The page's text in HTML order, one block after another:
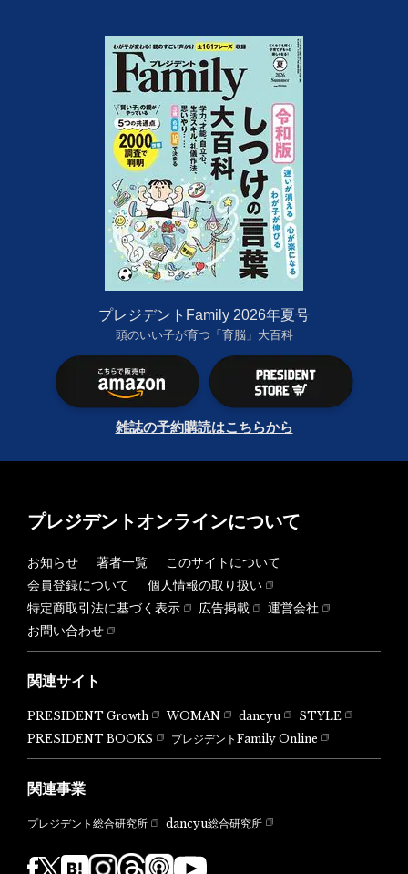
プレジデントFamily 2026年夏号
頭のいい子が育つ「育脳」大百科
雑誌の予約購読はこちらから
プレジデントオンラインについて
お知らせ 著者一覧
このサイトについて
会員登録について
個人情報の取り扱い
特定商取引法に基づく表示
広告掲載
運営会社
お問い合わせ
関連サイト
PRESIDENT Growth WOMAN dancyu
STYLE
PRESIDENT BOOKS
プレジデントFamily Online
関連事業
プレジデント総合研究所 dancyu総合研究所